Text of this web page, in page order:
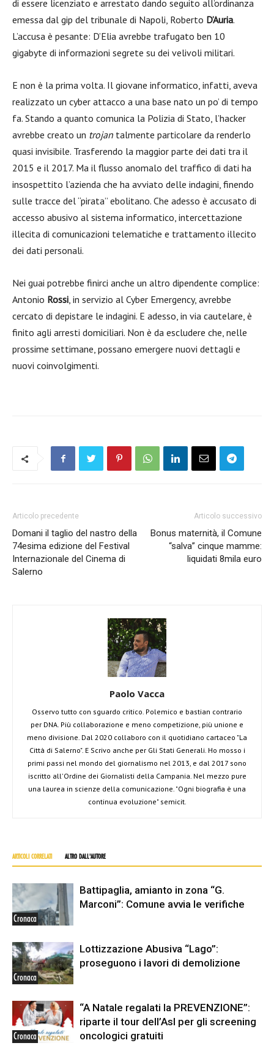
di essere licenziato e arrestato dando seguito all’ordinanza
emessa dal gip del tribunale di Napoli, Roberto D’Auria.
L’accusa è pesante: D’Elia avrebbe trafugato ben 10
gigabyte di informazioni segrete su dei velivoli militari.
E non è la prima volta. Il giovane informatico, infatti, aveva
realizzato un cyber attacco a una base nato un po’ di tempo
fa. Stando a quanto comunica la Polizia di Stato, l’hacker
avrebbe creato un trojan talmente particolare da renderlo
quasi invisibile. Trasferendo la maggior parte dei dati tra il
2015 e il 2017. Ma il flusso anomalo del traffico di dati ha
insospettito l’azienda che ha avviato delle indagini, finendo
sulle tracce del “pirata” ebolitano. Che adesso è accusato di
accesso abusivo al sistema informatico, intercettazione
illecita di comunicazioni telematiche e trattamento illecito
dei dati personali.
Nei guai potrebbe finirci anche un altro dipendente complice:
Antonio Rossi, in servizio al Cyber Emergency, avrebbe
cercato di depistare le indagini. E adesso, in via cautelare, è
finito agli arresti domiciliari. Non è da escludere che, nelle
prossime settimane, possano emergere nuovi dettagli e
nuovi coinvolgimenti.
Articolo precedente
Domani il taglio del nastro della
74esima edizione del Festival
Internazionale del Cinema di
Salerno
Articolo successivo
Bonus maternità, il Comune
“salva” cinque mamme:
liquidati 8mila euro
Paolo Vacca
Osservo tutto con sguardo critico. Polemico e bastian contrario
per DNA. Più collaborazione e meno competizione, più unione e
meno divisione. Dal 2020 collaboro con il quotidiano cartaceo "La
Città di Salerno". E Scrivo anche per Gli Stati Generali. Ho mosso i
primi passi nel mondo del giornalismo nel 2013, e dal 2017 sono
iscritto all'Ordine dei Giornalisti della Campania. Nel mezzo pure
una laurea in scienze della comunicazione. "Ogni biografia è una
continua evoluzione" semicit.
ARTICOLI CORRELATI ALTRO DALL'AUTORE
Cronaca
Battipaglia, amianto in zona “G.
Marconi”: Comune avvia le verifiche
Cronaca
Lottizzazione Abusiva “Lago”:
proseguono i lavori di demolizione
Cronaca
“A Natale regalati la PREVENZIONE”:
riparte il tour dell’Asl per gli screening
oncologici gratuiti